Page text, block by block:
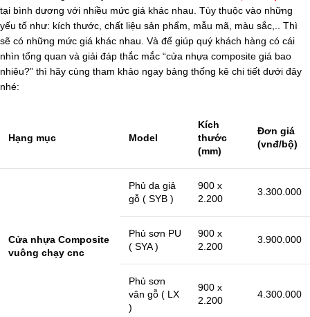
tại bình dương với nhiều mức giá khác nhau. Tùy thuộc vào những
yếu tố như: kích thước, chất liệu sản phẩm, mẫu mã, màu sắc,.. Thì
sẽ có những mức giá khác nhau. Và để giúp quý khách hàng có cái
nhìn tổng quan và giải đáp thắc mắc “cửa nhựa composite giá bao
nhiêu?” thì hãy cùng tham khảo ngay bảng thống kê chi tiết dưới đây
nhé:
Hạng mục Model
Kích
thước
(mm)
Đơn giá
(vnđ/bộ)
Cửa nhựa Composite
vuông chạy cnc
Phủ da giả
gỗ ( SYB )
900 x
2.200
3.300.000
Phủ sơn PU
( SYA )
900 x
2.200
3.900.000
Phủ sơn
vân gỗ ( LX
)
900 x
2.200
4.300.000